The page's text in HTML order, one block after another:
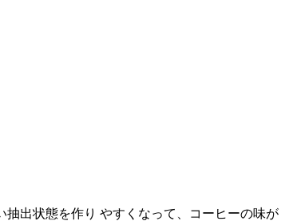
出状態を作り やすくなって、コーヒーの味が